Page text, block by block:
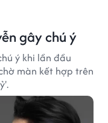
gây chú ý
ý khi lần đầu
màn kết hợp trên